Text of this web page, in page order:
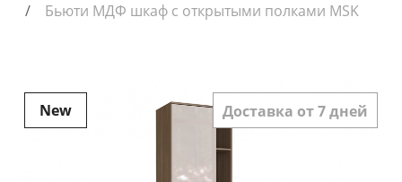
Бьюти МДФ шкаф с открытыми полками MSK
New Доставка от 7 дней